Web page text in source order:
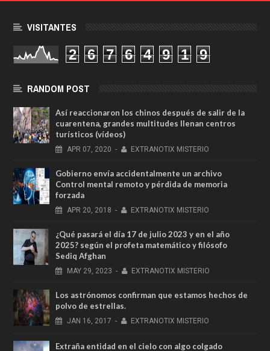
VISITANTES
2 6 7 6 4 9 1 9
RANDOM POST
Así reaccionaron los chinos después de salir de la
cuarentena, grandes multitudes llenan centros
turísticos (vídeos)
APR 07, 2020 - EXTRANOTIX MISTERIO
Gobierno envía accidentalmente un archivo
Control mental remoto y pérdida de memoria
forzada
APR 20, 2018 - EXTRANOTIX MISTERIO
¿Qué pasará el día 17 de julio 2023 y en el año
2025? según el profeta matemático y filósofo
Sediq Afghan
MAY 29, 2023 - EXTRANOTIX MISTERIO
Los astrónomos confirman que estamos hechos de
polvo de estrellas.
JAN 16, 2017 - EXTRANOTIX MISTERIO
Extraña entidad en el cielo con algo colgado